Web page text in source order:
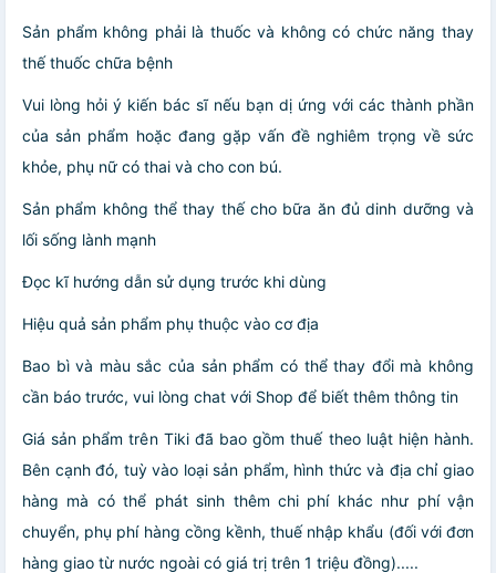
Sản phẩm không phải là thuốc và không có chức năng thay
thế thuốc chữa bệnh
Vui lòng hỏi ý kiến bác sĩ nếu bạn dị ứng với các thành phần
của sản phẩm hoặc đang gặp vấn đề nghiêm trọng về sức
khỏe, phụ nữ có thai và cho con bú.
Sản phẩm không thể thay thế cho bữa ăn đủ dinh dưỡng và
lối sống lành mạnh
Đọc kĩ hướng dẫn sử dụng trước khi dùng
Hiệu quả sản phẩm phụ thuộc vào cơ địa
Bao bì và màu sắc của sản phẩm có thể thay đổi mà không
cần báo trước, vui lòng chat với Shop để biết thêm thông tin
Giá sản phẩm trên Tiki đã bao gồm thuế theo luật hiện hành.
Bên cạnh đó, tuỳ vào loại sản phẩm, hình thức và địa chỉ giao
hàng mà có thể phát sinh thêm chi phí khác như phí vận
chuyển, phụ phí hàng cồng kềnh, thuế nhập khẩu (đối với đơn
hàng giao từ nước ngoài có giá trị trên 1 triệu đồng).....